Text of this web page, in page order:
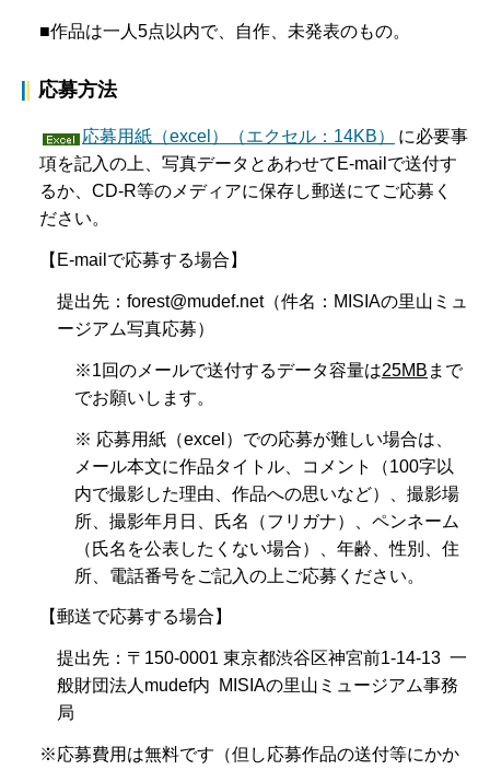
■作品は一人5点以内で、自作、未発表のもの。
応募方法
応募用紙（excel）（エクセル：14KB）
に必要事
項を記入の上、写真データとあわせてE-mailで送付す
るか、CD-R等のメディアに保存し郵送にてご応募く
ださい。
【E-mailで応募する場合】
提出先：forest@mudef.net（件名：MISIAの里山ミュ
ージアム写真応募）
※1回のメールで送付するデータ容量は25MB まで
でお願いします。
※ 応募用紙（excel）での応募が難しい場合は、
メール本文に作品タイトル、コメント（100字以
内で撮影した理由、作品への思いなど）、撮影場
所、撮影年月日、氏名（フリガナ）、ペンネーム
（氏名を公表したくない場合）、年齢、性別、住
所、電話番号をご記入の上ご応募ください。
【郵送で応募する場合】
提出先：〒150-0001 東京都渋谷区神宮前1-14-13 一
般財団法人mudef内 MISIAの里山ミュージアム事務
局
※応募費用は無料です（但し応募作品の送付等にかか